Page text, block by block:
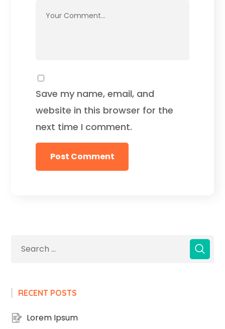
Save my name, email, and
website in this browser for the
next time I comment.
RECENT POSTS
Lorem Ipsum